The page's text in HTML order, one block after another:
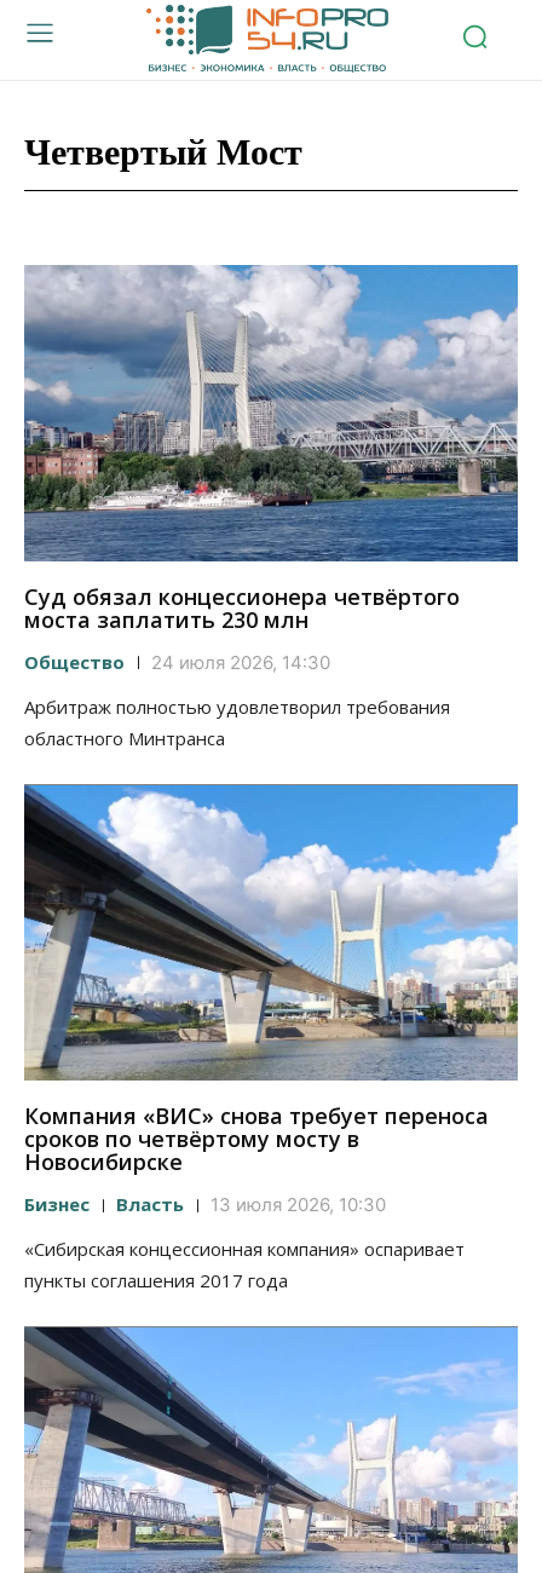
Четвертый Мост
Суд обязал концессионера четвёртого
моста заплатить 230 млн
Общество 24 июля 2026, 14:30
Арбитраж полностью удовлетворил требования
областного Минтранса
Компания «ВИС» снова требует переноса
сроков по четвёртому мосту в
Новосибирске
Бизнес Власть 13 июля 2026, 10:30
«Сибирская концессионная компания» оспаривает
пункты соглашения 2017 года